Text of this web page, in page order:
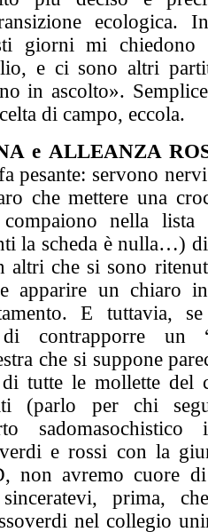
ecologica.
giorni mi chiedono
e ci sono altri
in ascolto».
di campo, eccola.
e ALLEANZA
pesante: servono
che mettere una
nella
la scheda è nulla…)
altri che si sono
apparire un chiaro
E tuttavia,
di contrapporre un
che si suppone
tutte le mollette del
(parlo per chi
sadomasochistico
e rossi con la
non avremo cuore
prima,
nel collegio